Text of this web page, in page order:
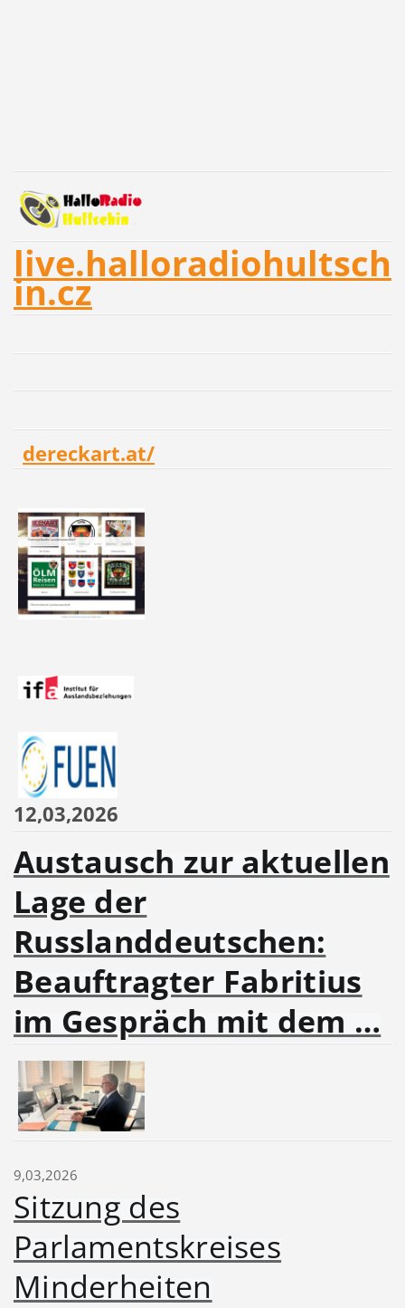
live.halloradiohultsch
in.cz
dereckart.at/
12,03,2026
Austausch zur aktuellen
Lage der
Russlanddeutschen:
Beauftragter Fabritius
im Gespräch mit dem …
9,03,2026
Sitzung des
Parlamentskreises
Minderheiten